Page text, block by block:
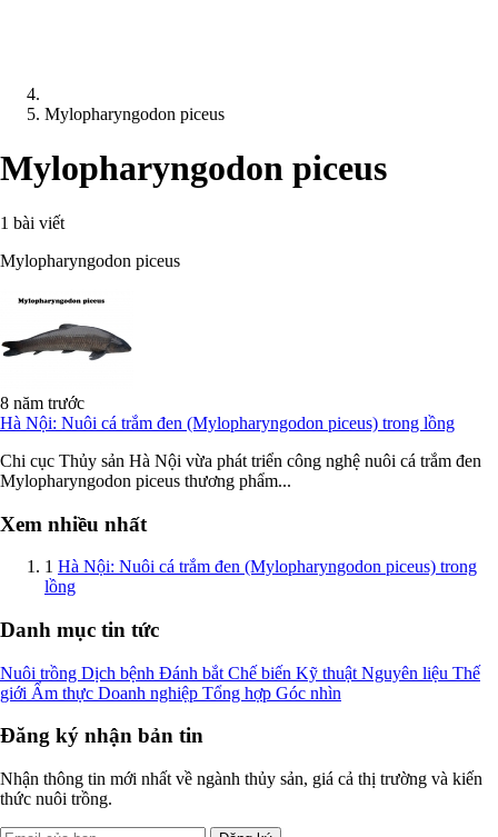
Mylopharyngodon piceus
Mylopharyngodon piceus
1 bài viết
Mylopharyngodon piceus
8 năm trước
Hà Nội: Nuôi cá trắm đen (Mylopharyngodon piceus) trong lồng
Chi cục Thủy sản Hà Nội vừa phát triển công nghệ nuôi cá trắm đen
Mylopharyngodon piceus thương phẩm...
Xem nhiều nhất
1 Hà Nội: Nuôi cá trắm đen (Mylopharyngodon piceus) trong
lồng
Danh mục tin tức
Nuôi trồng Dịch bệnh Đánh bắt Chế biến Kỹ thuật Nguyên liệu Thế
giới Ẩm thực Doanh nghiệp Tổng hợp Góc nhìn
Đăng ký nhận bản tin
Nhận thông tin mới nhất về ngành thủy sản, giá cả thị trường và kiến
thức nuôi trồng.